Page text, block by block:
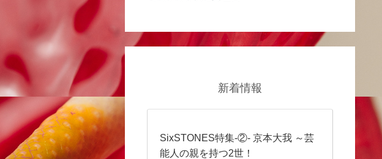
新着情報
SixSTONES特集‐②‐ 京本大我 ～芸
能人の親を持つ2世！